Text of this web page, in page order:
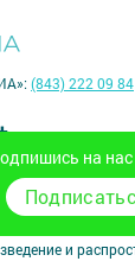
на нас
Все права
и
(843) 222 09 84